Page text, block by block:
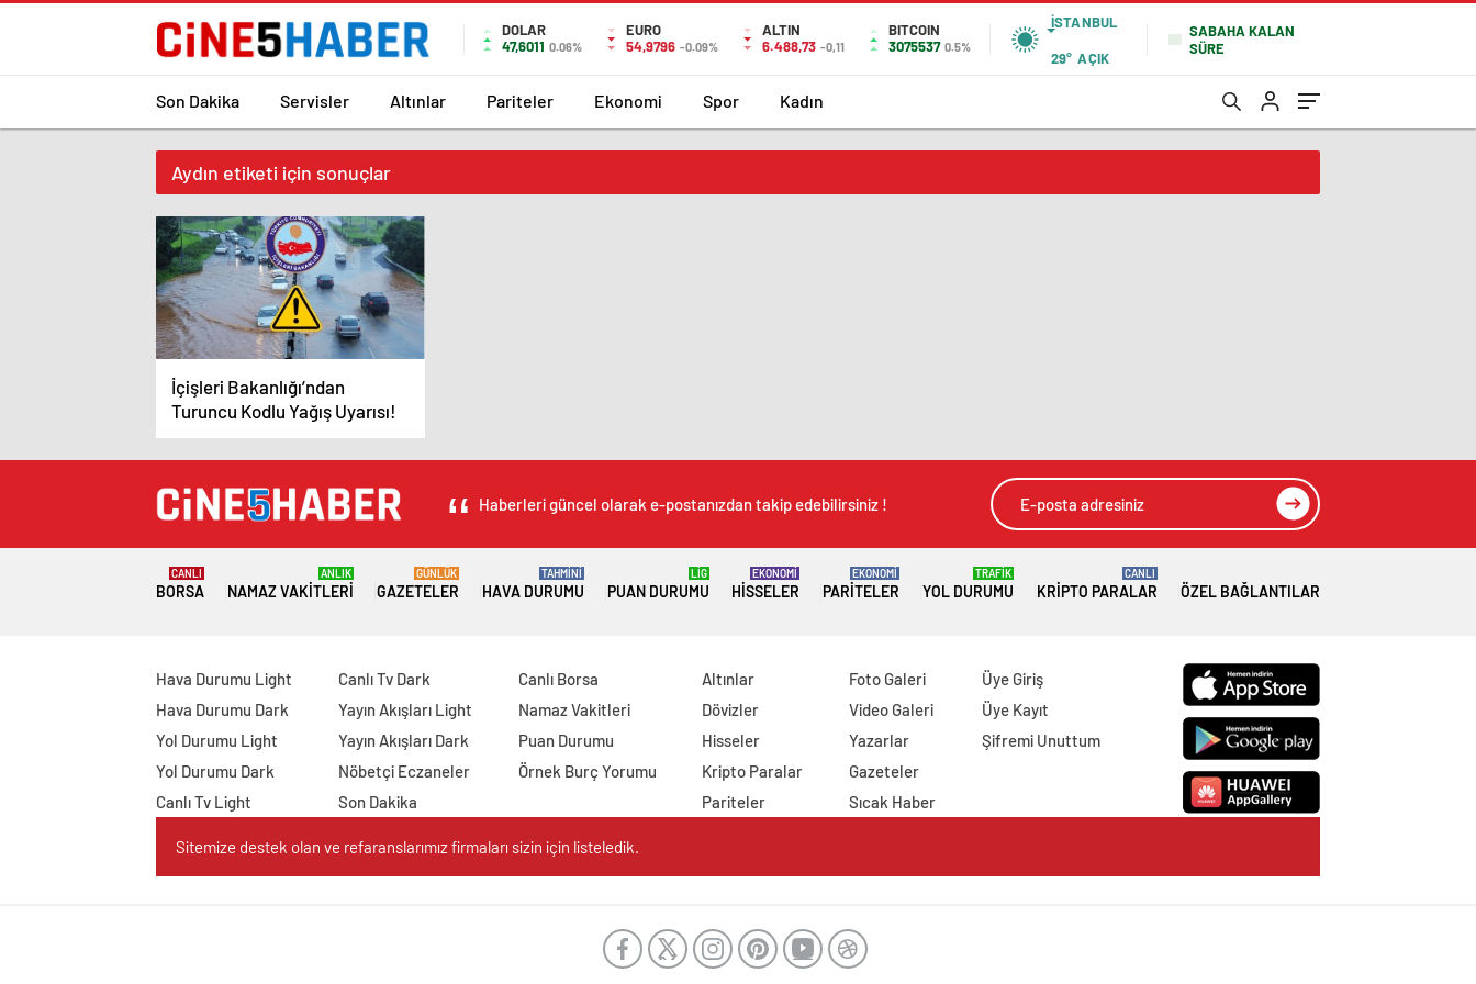
DOLAR
47,6011 0.06%
EURO
54,9796 -0.09%
ALTIN
6.488,73 -0,11
BITCOIN
3075537 0.5%
İSTANBUL
29° AÇIK
SABAHA KALAN
SÜRE
Son Dakika Servisler Altınlar Pariteler Ekonomi Spor Kadın
Aydın etiketi için sonuçlar
İçişleri Bakanlığı’ndan
Turuncu Kodlu Yağış Uyarısı!
Haberleri güncel olarak e-postanızdan takip edebilirsiniz !
BORSA
CANLI
NAMAZ VAKITLERI
ANLIK
GAZETELER
GÜNLÜK
HAVA DURUMU
TAHMİNİ
PUAN DURUMU
LİG
HISSELER
EKONOMİ
PARITELER
EKONOMİ
YOL DURUMU
TRAFİK
KRIPTO PARALAR
CANLI
ÖZEL BAĞLANTILAR
Hava Durumu Light
Hava Durumu Dark
Yol Durumu Light
Yol Durumu Dark
Canlı Tv Light
Canlı Tv Dark
Yayın Akışları Light
Yayın Akışları Dark
Nöbetçi Eczaneler
Son Dakika
Canlı Borsa
Namaz Vakitleri
Puan Durumu
Örnek Burç Yorumu
Altınlar
Dövizler
Hisseler
Kripto Paralar
Pariteler
Foto Galeri
Video Galeri
Yazarlar
Gazeteler
Sıcak Haber
Üye Giriş
Üye Kayıt
Şifremi Unuttum
Sitemize destek olan ve refaranslarımız firmaları sizin için listeledik.